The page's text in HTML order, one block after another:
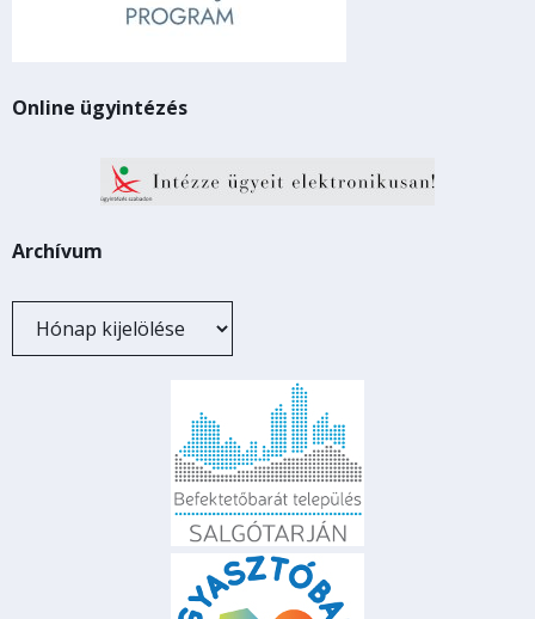
Online ügyintézés
Archívum